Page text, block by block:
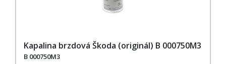
Kapalina brzdová Škoda (originál) B 000750M3
B 000750M3